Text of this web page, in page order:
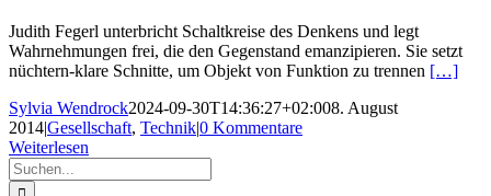
Judith Fegerl unterbricht Schaltkreise des Denkens und legt
Wahrnehmungen frei, die den Gegenstand emanzipieren. Sie setzt
nüchtern-klare Schnitte, um Objekt von Funktion zu trennen […]
Sylvia Wendrock2024-09-30T14:36:27+02:008. August
2014|Gesellschaft, Technik|0 Kommentare
Weiterlesen
Suche
nach: